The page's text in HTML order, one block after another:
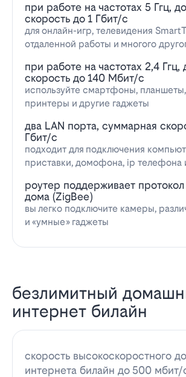
при работе на частотах 5 Ггц,
скорость до 1 Гбит/с
для онлайн-игр, телевидения
отдаленной работы и многого
при работе на частотах 2,4 Ггц,
скорость до 140 Мбит/с
используйте смартфоны,
принтеры и другие гаджеты
два LAN порта, суммарная
Гбит/с
подходит для подключения
приставки, домофона, ip телефона
роутер поддерживает
дома (ZigBee)
вы легко подключите камеры,
и «умные» гаджеты
безлимитный
интернет билайн
скорость высокоскоростного
интернета билайн до 500 мбит/